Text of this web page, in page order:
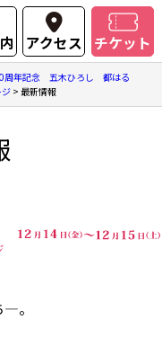
アクセス チケット
周年記念 五木ひろし 都はる
> 最新情報
。